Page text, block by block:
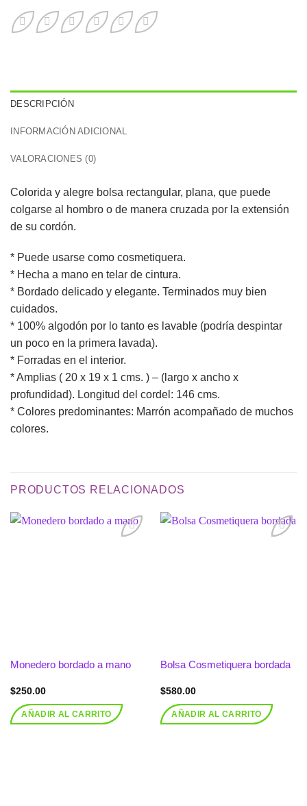
DESCRIPCIÓN
INFORMACIÓN ADICIONAL
VALORACIONES (0)
Colorida y alegre bolsa rectangular, plana, que puede
colgarse al hombro o de manera cruzada por la extensión
de su cordón.
* Puede usarse como cosmetiquera.
* Hecha a mano en telar de cintura.
* Bordado delicado y elegante. Terminados muy bien
cuidados.
* 100% algodón por lo tanto es lavable (podría despintar
un poco en la primera lavada).
* Forradas en el interior.
* Amplias ( 20 x 19 x 1 cms. ) – (largo x ancho x
profundidad). Longitud del cordel: 146 cms.
* Colores predominantes: Marrón acompañado de muchos
colores.
PRODUCTOS RELACIONADOS
Monedero bordado a mano
$250.00
AÑADIR AL CARRITO
Bolsa Cosmetiquera bordada
$580.00
AÑADIR AL CARRITO